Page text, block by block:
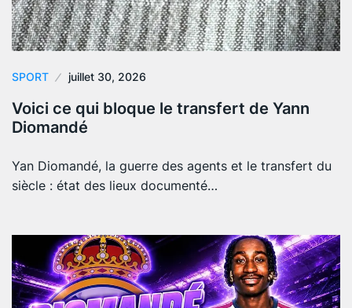
SPORT juillet 30, 2026
Voici ce qui bloque le transfert de Yann
Diomandé
Yan Diomandé, la guerre des agents et le transfert du
siècle : état des lieux documenté…